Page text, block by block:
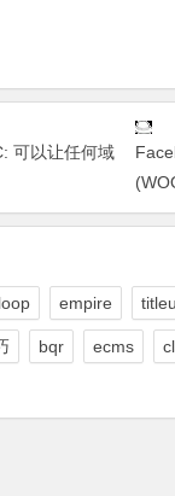
可以让任何域
empire
bqr ecms